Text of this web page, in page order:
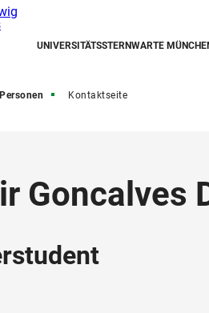
UNIVERSITÄTSSTERNWARTE
Personen Kontaktseite
Goncalves